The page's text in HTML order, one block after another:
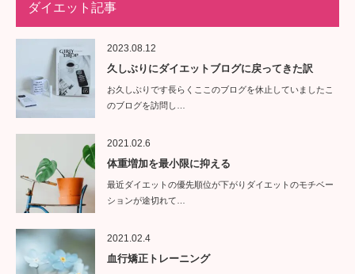
ダイエット記事
2023.08.12
久しぶりにダイエットブログに戻ってきた訳
お久しぶりです長らくここのブログを休止していましたこ
のブログを訪問し…
2021.02.6
体重増加を最小限に抑える
最近ダイエットの優先順位が下がりダイエットのモチベー
ションが途切れて…
2021.02.4
血行矯正トレーニング